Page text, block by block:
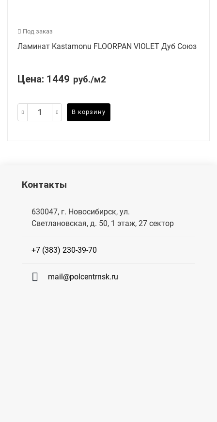
Под заказ
Ламинат Kastamonu FLOORPAN VIOLET Дуб Союз
Цена: 1449 руб./м2
В корзину
Контакты
630047, г. Новосибирск, ул.
Светлановская, д. 50, 1 этаж, 27 сектор
+7 (383) 230-39-70
mail@polcentrnsk.ru